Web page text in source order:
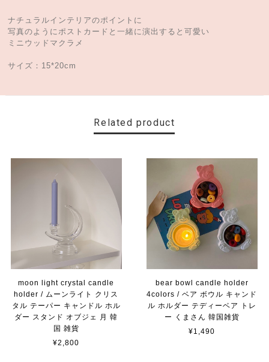
ナチュラルインテリアのポイントに
写真のようにポストカードと一緒に演出すると可愛い
ミニウッドマクラメ
サイズ：15*20cm
Related product
moon light crystal candle
holder / ムーンライト クリス
タル テーパー キャンドル ホル
ダー スタンド オブジェ 月 韓
国 雑貨
¥2,800
bear bowl candle holder
4colors / ベア ボウル キャンド
ル ホルダー テディーベア トレ
ー くまさん 韓国雑貨
¥1,490